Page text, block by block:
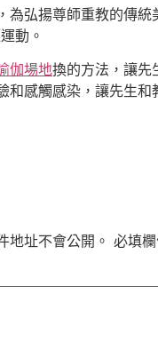
為弘揚尊師重教的傳
動。
伽場地換的方法，讓先
和感觸感染，讓先生和
地址不會公開。 必填